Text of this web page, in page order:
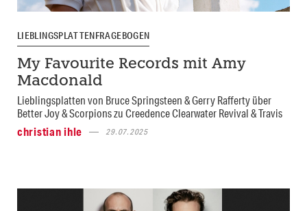
LIEBLINGSPLATTENFRAGEBOGEN
My Favourite Records mit Amy
Macdonald
Lieblingsplatten von Bruce Springsteen & Gerry Rafferty über
Better Joy & Scorpions zu Creedence Clearwater Revival & Travis
christian ihle
29.07.2025